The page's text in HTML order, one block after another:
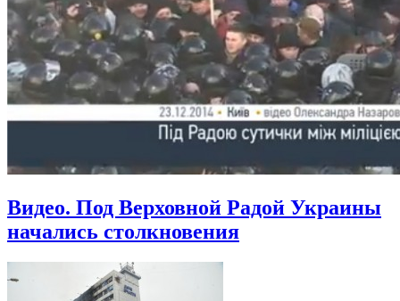
Видео. Под Верховной Радой Украины
начались столкновения